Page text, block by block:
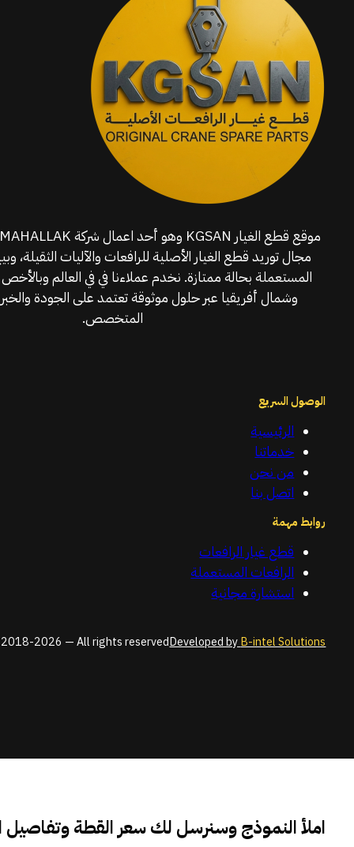
مجال توريد قطع الغيار الأصلية للرافعات والآليات الثقيلة،
المستعملة بحالة ممتازة. نخدم عملاءنا في في العالم
وشمال أفريقيا عبر حلول موثوقة تعتمد على الجودة
المتخصص.
الوصول السريع
الرئيسية
خدماتنا
من نحن
اتصل بنا
روابط مهمة
قطع غيار الرافعات
الرافعات المستعملة
استشارة مجانية
2026 — All rights reservedDeveloped byB-intel Solutions
املأ النموذج وسنرسل لك سعر القطة